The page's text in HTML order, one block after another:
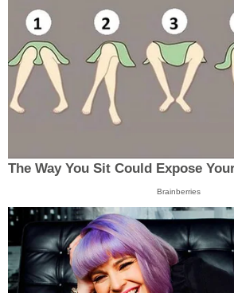
The Way You Sit Could Expose
Brainberries